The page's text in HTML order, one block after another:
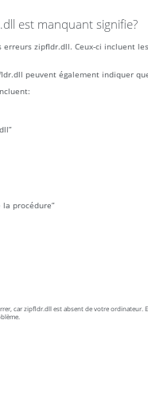
est manquant signifie?
erreurs zipfldr.dll. Ceux-ci incluent
peuvent également indiquer
procédure”
car zipfldr.dll est absent de votre ordinateur.